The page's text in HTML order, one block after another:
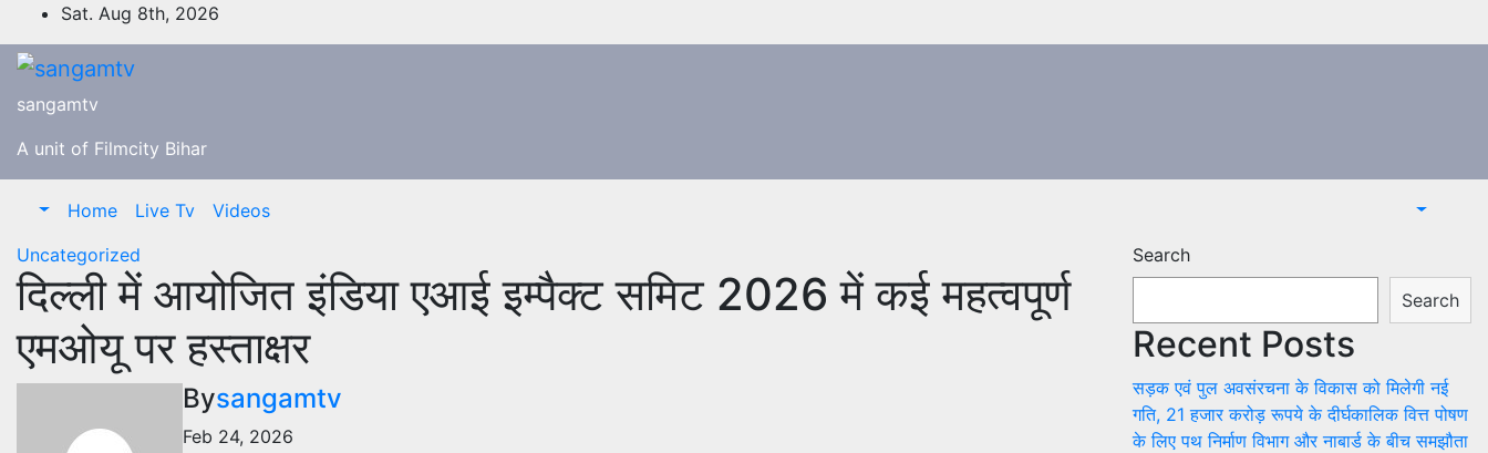
to
content
Sat. Aug 8th, 2026
sangamtv
A unit of Filmcity Bihar
Home Live Tv
Videos
Uncategorized
दिल्ली में आयोजित इंडिया एआई इम्पैक्ट समिट 2026 में कई महत्वपूर्ण
एमओयू पर हस्ताक्षर
Bysangamtv
Feb 24, 2026
Search
Search
Recent Posts
सड़क एवं पुल अवसंरचना के विकास को मिलेगी नई
गति, 21 हजार करोड़ रूपये के दीर्घकालिक वित्त पोषण
के लिए पथ निर्माण विभाग और नाबार्ड के बीच समझौता